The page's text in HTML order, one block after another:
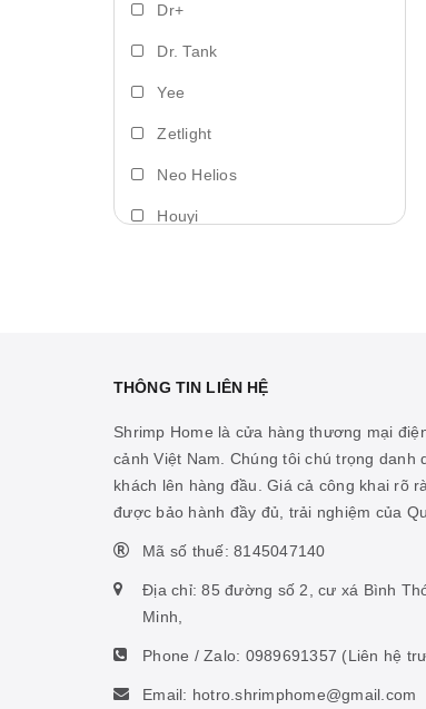
Vitamin cá biển
Hỗ trợ ao hồ
Nhíp
Phụ kiện ấp artemia
Hỗ trợ tiêu hóa
Dr+
Dr. Tank
Yee
Zetlight
Neo Helios
Houyi
Dymax
Cibi
KZJ
Mius
KW zone
Coloer
THÔNG TIN LIÊN HỆ
Shrimp Home là cửa hàng thương mại
cảnh Việt Nam. Chúng tôi chú trọng
khách lên hàng đầu. Giá cả công khai rõ
được bảo hành đầy đủ, trải nghiệm của
Mã số thuế: 8145047140
Địa chỉ: 85 đường số 2, cư xá Bình
Minh,
Phone / Zalo: 0989691357 (Liên hệ
Email: hotro.shrimphome@gmail.com